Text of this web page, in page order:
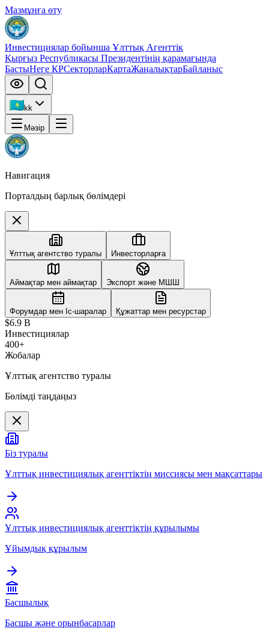
Мазмұнға өту
Инвестициялар бойынша Ұлттық Агенттік
Қырғыз Республикасы Президентінің қарамағында
БастыНеге КРСекторларКартаЖаңалықтарБайланыс
kk
Мәзір
Навигация
Порталдың барлық бөлімдері
Ұлттық агентство туралы Инвесторларға
Аймақтар мен аймақтар Экспорт және МШШ
Форумдар мен Іс-шаралар Құжаттар мен ресурстар
$6.9 B
Инвестициялар
400+
Жобалар
Ұлттық агентство туралы
Бөлімді таңдаңыз
Біз туралы
Ұлттық инвестициялық агенттіктің миссиясы мен мақсаттары
Ұлттық инвестициялық агенттіктің құрылымы
Ұйымдық құрылым
Басшылық
Басшы және орынбасарлар